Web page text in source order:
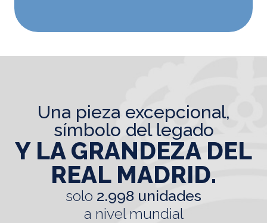
una pieza excepcional,
símbolo del legado
Y LA GRANDEZA DEL
REAL MADRID.
solo 2.998 unidades
a nivel mundial